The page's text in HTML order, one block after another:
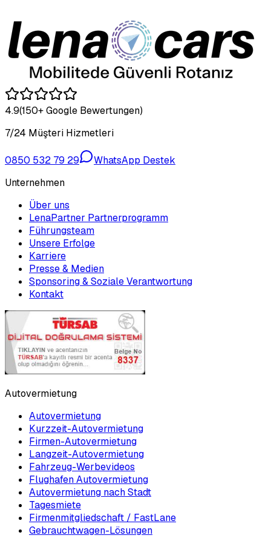
4.9(150+ Google Bewertungen)
7/24 Müşteri Hizmetleri
0850 532 79 29
WhatsApp Destek
Unternehmen
Über uns
LenaPartner Partnerprogramm
Führungsteam
Unsere Erfolge
Karriere
Presse & Medien
Sponsoring & Soziale Verantwortung
Kontakt
Autovermietung
Autovermietung
Kurzzeit-Autovermietung
Firmen-Autovermietung
Langzeit-Autovermietung
Fahrzeug-Werbevideos
Flughafen Autovermietung
Autovermietung nach Stadt
Tagesmiete
Firmenmitgliedschaft / FastLane
Gebrauchtwagen-Lösungen